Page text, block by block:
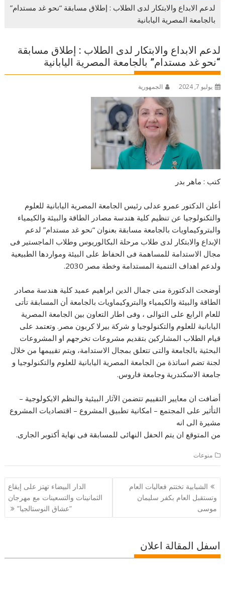
لدعم الابداع والابتكار لدى الطلاب : إطلاق مسابقة “نحو غد مستدام”
بالجامعة المصرية اليابانية
لدعم الابداع والابتكار لدى الطلاب : إطلاق مسابقة
“نحو غد مستدام” بالجامعة المصرية اليابانية
يوليو 7, 2024 الجمهورية
كتب : ماهر بدر
أعلن الدكتور عمرو عدلى رئيس الجامعة المصرية اليابانية للعلوم
والتكنولوجيا عن تنظيم كلية هندسة مصادر الطاقة والبيئة والكيمياء
والبتروكيماويات بالجامعة مسابقة بعنوان “نحو غد مستدام” لدعم
الإبداع والابتكار لدى طلاب مرحلة البكالوريوس وطلاب الماجستير فى
مجال الاستدامة للمساهمة فى الحفاظ على البيئة ومواردها الطبيعية
ولدعم اهداف التنمية المستدامة وخطة مصر 2030.
أوضحت الدكتورة منى جمال الدين ابراهيم عميد كلية هندسة مصادر
الطاقة والبيئة والكيمياء والبتروكيماويات بالجامعة أن المسابقة تأتى
للعام الرابع على التوالى ، وفى اطار التعاون بين الجامعة المصرية
اليابانية للعلوم والتكنولوجيا و شركة بيرلا كربون مصر. وتعتمد على
قيام الطلاب المشاركين بتقديم مشروعات تخرجهم او المشروعات
البحثية بالجامعة والتى تتعلق بمجال الاستدامة، ويتم تقييمها من خلال
لجنة تضم اساتذة من الجامعة المصرية اليابانية للعلوم والتكنولوجيا و
جامعة الاسكندرية وجامعة فاروس.
أضافت ان معايير التقييم تتضمن الآثار البيئية والنظم الايكولوجية –
التأثير على المجتمع – امكانية تطبيق المشروع – اقتصاديات المشروع
مشيرة الى انه
من المتوقع ان يتم الحفل النهائى للمسابقة فى نهاية أكتوبر الجارى.
منوعات
تصفّح
المقالات
الشبابية تختتم فعاليات العام
وتستقبل العام بكفر سليمان
موسى
الدار البيضاء تهتز على إيقاع
الثمانينات والتسعينات مع مهرجان
”عشاق النوستالجيا”‎
اسفل المقالة اعلان